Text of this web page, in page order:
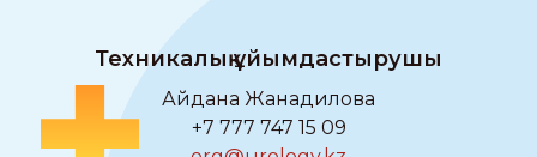
Айдана Жанадилова
+7 777 747 15 09
Техникалық ұйымдастырушы